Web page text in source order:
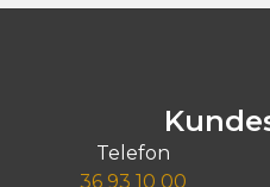
Telefon
36 93 10 00